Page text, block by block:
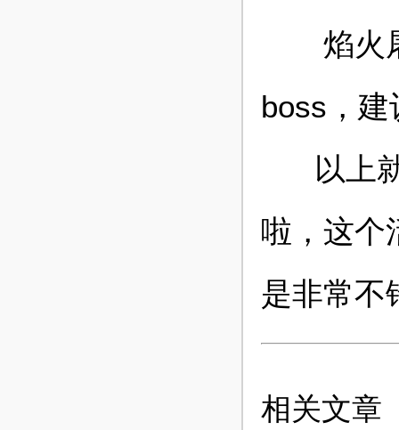
焰火屠
boss，
以上就
啦，这个
是非常不
相关文章